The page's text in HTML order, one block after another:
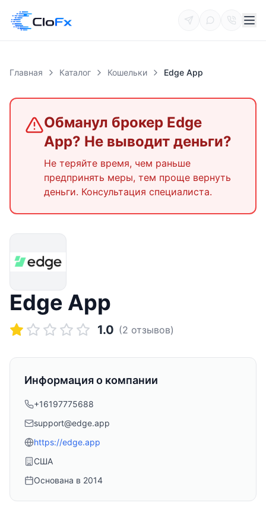
Главная Каталог Кошельки Edge App
Обманул брокер Edge
App? Не выводит деньги?
Не теряйте время, чем раньше
предпринять меры, тем проще вернуть
деньги. Консультация специалиста.
Edge App
1.0 (2 отзывов)
Информация о компании
+16197775688
support@edge.app
https://edge.app
США
Основана в 2014